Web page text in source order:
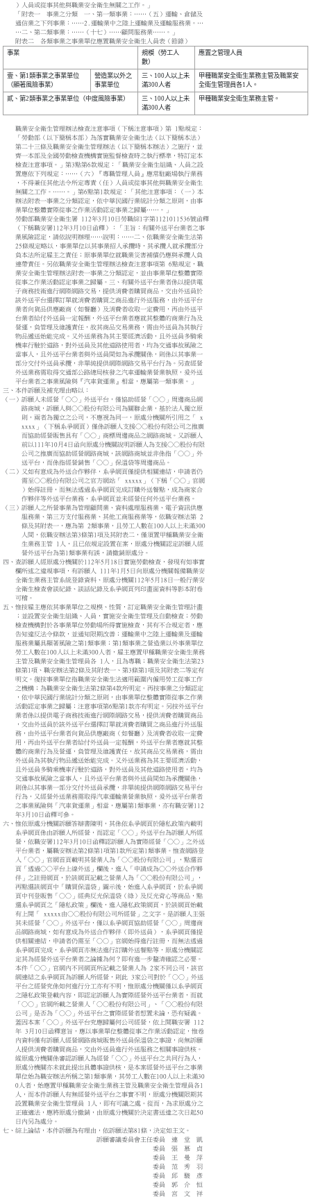
）人員或從事其他與職業安全衛生無關之工作。」
「附表一 事業之分類 一、第一類事業：……（五）運輸、倉儲及
通信業之下列事業：……2.運輸業中之陸上運輸業及運輸服務業。…
…二、第二類事業：……（十七）……顧問服務業……。」
附表二 各類事業之事業單位應置職業安全衛生人員表（節錄）
事業
規模（勞工人
數）
應置之管理人員
壹、第1類事業之事業單位
（顯著風險事業）
營造業以外之
事業單位
三、100人以上未
滿300人者
甲種職業安全衛生業務主管及職業安
全衛生管理員各1人。
貳、第2類事業之事業單位（中度風險事業）
三、100人以上未
滿300人者
甲種職業安全衛生業務主管。
職業安全衛生管理辦法檢查注意事項（下稱注意事項）第 1點規定：
「勞動部（以下簡稱本部）為落實職業安全衛生法（以下簡稱本法）
第二十三條及職業安全衛生管理辦法（以下簡稱本辦法）之施行，並
齊一本部及全國勞動檢查機構實施監督檢查時之執行標準，特訂定本
檢查注意事項。」第3點第6款規定：「職業安全衛生組織、人員之設
置應依下列規定：……（六）『專職管理人員』應常駐廠場執行業務
，不得兼任其他法令所定專責（任）人員或從事其他與職業安全衛生
無關之工作。……。」第6點第1款規定：「其他注意事項：（一）本
辦法附表一事業之分類認定，依中華民國行業統計分類之原則，由事
業單位整體實際從事之作業活動認定事業之歸屬……。」
勞動部職業安全衛生署 112年3月10日勞職綜1字第1121011536號函釋
（下稱職安署112年3月10日函釋）：「主旨：有關外送平台業者之事
業風險認定，請依說明辦理……說明：……二、依職業安全衛生法第
25條規定略以，事業單位以其事業招人承攬時，其承攬人就承攬部分
負本法所定雇主之責任；原事業單位就職業災害補償仍應與承攬人負
連帶責任。另依職業安全衛生管理辦法檢查注意事項第 6點規定，職
業安全衛生管理辦法附表一事業之分類認定，並由事業單位整體實際
從事之作業活動認定事業之歸屬。三、有關外送平台業者係以提供電
子商務技術進行網際網路交易，提供消費者購買商品，交由外送員於
該外送平台選擇訂單就消費者購買之商品進行外送服務，由外送平台
業者向貨品供應廠商（如餐廳）及消費者收取一定費用，再由外送平
台業者給付外送員一定報酬，外送平台業者應就其整體的商業行為及
營運，負管理及維護責任，故其商品交易業務，需由外送員為其執行
物品遞送始能完成。又外送業務為其主要經濟活動，且外送員多騎乘
機車行駛於道路，對外送員及其他道路使用者，均為交通事故風險之
當事人，且外送平台業者與外送員間如為承攬關係，則係以其事業一
部分交付外送員承攬，非單純提供網際網路交易平台行為。另查經營
外送業務需取得交通部公路總局核發之汽車運輸業營業執照，爰外送
平台業者之事業風險與『汽車貨運業』相當，應屬第一類事業。」
三、本件訴願及補充理由略以：
（一）訴願人未經營「○○」外送平台，僅協助經營「○○」周邊商品網
路商城，訴願人與○○股份有限公司為關聯企業，基於法人獨立原
則，兩者為獨立之公司，不應視為同一，原處分機關所引用之「 x
xxxx」（下稱系爭網頁）僅係訴願人支援○○股份有限公司之推廣
而協助經營販售具有「○○」商標周邊商品之網路商城。又訴願人
前以111年10月4日函向原處分機關說明訴願人為支援○○股份有限
公司之推廣而協助經營網路商城，該網路商城並非係指「○○」外
送平台，而係指經營銷售「○○」保溫袋等周邊商品。
（二）又如有意成為外送合作夥伴，系爭網頁僅提供相關連結，申請者仍
需至○○股份有限公司之官方網站「 xxxxx」（下稱「○○」官網
）始得註冊，而無法透過系爭網頁完成訂購外送餐點，成為商家合
作夥伴等外送平台業務，系爭網頁並未經營任何外送平台業務。
（三）訴願人之所營事業為管理顧問業、資料處理服務業、電子資訊供應
服務業、第三方支付服務業、其他工商服務業等，依職安辦法第 2
條及其附表一，應為第 2類事業，且勞工人數在100人以上未滿300
人間，依職安辦法第3條第1項及其附表二，僅須置甲種職業安全衛
生業務主管 1人，且已依規定設置在案，原處分機關認定訴願人經
營外送平台為第1類事業有誤，請撤銷原處分。
四、查訴願人經原處分機關於112年5月18日實施勞動檢查，發現有如事實
欄所述之違規事項，有訴願人 111年1月5日向原處分機關報備職業安
全衛生業務主管系統登錄資料、原處分機關112年5月18日一般行業安
全衛生檢查會談紀錄、談話紀錄及系爭網頁列印畫面資料等影本附卷
可稽。
五、惟按雇主應依其事業單位之規模、性質，訂定職業安全衛生管理計畫
；並設置安全衛生組織、人員，實施安全衛生管理及自動檢查；勞動
檢查機構對於各事業單位勞動場所得實施檢查，其有不合規定者，應
告知違反法令條款，並通知限期改善；運輸業中之陸上運輸業及運輸
服務業屬具顯著風險之第1類事業；第1類事業之營造業以外事業單位
勞工人數在100人以上未滿300人者，雇主應置甲種職業安全衛生業務
主管及職業安全衛生管理員各 1人，且為專職；職業安全衛生法第23
條第1項、職安辦法第2條及其附表一、第3條第1項及其附表二等定有
明文。復按事業單位指職業安全衛生法適用範圍內僱用勞工從事工作
之機構；為職業安全衛生法第2條第4款所明定。再按事業之分類認定
，依中華民國行業統計分類之原則，由事業單位整體實際從事之作業
活動認定事業之歸屬；注意事項第6點第1款亦有明定。另按外送平台
業者係以提供電子商務技術進行網際網路交易，提供消費者購買商品
，交由外送員於該外送平台選擇訂單就消費者購買之商品進行外送服
務，由外送平台業者向貨品供應廠商（如餐廳）及消費者收取一定費
用，再由外送平台業者給付外送員一定報酬，外送平台業者應就其整
體的商業行為及營運，負管理及維護責任，故其商品交易業務，需由
外送員為其執行物品遞送始能完成。又外送業務為其主要經濟活動，
且外送員多騎乘機車行駛於道路，對外送員及其他道路使用者，均為
交通事故風險之當事人，且外送平台業者與外送員間如為承攬關係，
則係以其事業一部分交付外送員承攬，非單純提供網際網路交易平台
行為，又經營外送業務需取得汽車運輸業營業執照，爰外送平台業者
之事業風險與「汽車貨運業」相當，應屬第1類事業，亦有職安署112
年3月10日函釋可參。
六、惟依原處分機關訴願答辯書陳明，其係依系爭網頁於隱私政策內載明
系爭網頁係由訴願人所經營，而認定「○○」外送平台為訴願人所經
營，依職安署112年3月10日函釋認訴願人為實際經營「○○」之外送
平台業者，屬職安辦法第2條第1項第1款所定第1類事業。惟查網路登
入「○○」官網首頁載明其營業人為「○○股份有限公司」，點選首
頁「透過○○平台上線外送」欄後，進入「申請成為○○外送合作夥
伴」之註冊網頁，於該網頁記載之營業人為「○○股份有限公司」，
再點選該網頁中「購買保溫袋」圖示後，始進入系爭網頁，於系爭網
頁中刊登販售「○○」經典反光保溫袋（綠）及反光背心等商品，點
選系爭網頁之「隱私政策」欄後，進入隱私政策網頁，於該網頁始載
有上開「 xxxxx由○○股份有限公司所經營」之文字。是訴願人主張
其未經營「○○」外送平台，僅以系爭網頁協助經營「○○」周邊商
品網路商城，如有意成為外送合作夥伴（即外送員），系爭網頁僅提
供相關連結，申請者仍需至「○○」官網始得進行註冊，而無法透過
系爭網頁完成，系爭網頁亦無法進行訂購外送餐點等，原處分機關認
定其為經營外送平台業者之論據為何？即有進一步釐清確認之必要。
本件「○○」官網內不同網頁所記載之營業人為 2家不同公司，該官
網連結之系爭網頁為訴願人所經營，則此 3家公司對於「○○」外送
平台之經營究係如何進行分工亦有不明，惟原處分機關僅以系爭網頁
之隱私政策登載內容，即認定訴願人為實際經營外送平台業者，而就
「○○」官網所載之營業人「○○股份有限公司」、「○○股份有限
公司」是否為「○○」外送平台之實際經營者恝置未論，恐有疑義。
蓋因本案「○○」外送平台究應歸屬何公司經營，依上開職安署 112
年 3月10日函釋意旨，應以事業單位整體從事之作業活動認定，惟卷
內資料僅有訴願人經營網路商城販售外送員保溫袋之事證，尚無訴願
人提供消費者購買商品，交由外送員進行外送服務之相關事證供核。
縱原處分機關係審認訴願人為經營「○○」外送平台之共同行為人，
原處分機關亦未就此提出具體事證供核，是本案經營外送平台之事業
單位始為職安辦法所稱之第1類事業，其勞工人數在100人以上未滿30
0人者，始應置甲種職業安全衛生業務主管及職業安全衛生管理員各1
人，而本件訴願人有無經營外送平台之事實不明，原處分機關限期其
設置職業安全衛生管理員 1人，即有可議之處。從而，為求原處分之
正確適法，應將原處分撤銷，由原處分機關於決定書送達之次日起50
日內另為處分。
七、綜上論結，本件訴願為有理由，依訴願法第81條，決定如主文。
訴願審議委員會主任委員 連 堂 凱
委員 張 慕 貞
委員 王 曼 萍
委員 范 秀 羽
委員 邱 駿 彥
委員 郭 介 恒
委員 宮 文 祥